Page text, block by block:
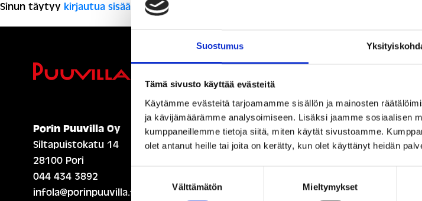
Suostumus
Tämä sivusto käyttää evästeitä
Käytämme evästeitä tarjoamamme sisällön ja mainosten
ja kävijämäärämme analysoimiseen. Lisäksi jaamme sosiaalisen
kumppaneillemme tietoja siitä, miten käytät sivustoamme.
olet antanut heille tai joita on kerätty, kun olet käyttänyt heidän
Välttämätön Mieltymykset
Sinun täytyy kirjautua sisään kommentoidaksesi.
Porin Puuvilla Oy
Siltapuistokatu 14
28100 Pori
044 434 3892
infola@porinpuuvilla.fi
ETUSIVU (ENGLISH)